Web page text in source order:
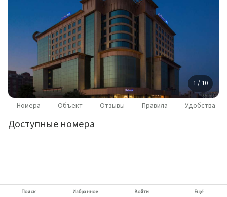
1 / 10
Номера Объект Отзывы Правила Удобства
Доступные номера
Поиск Избранное Войти Ещё